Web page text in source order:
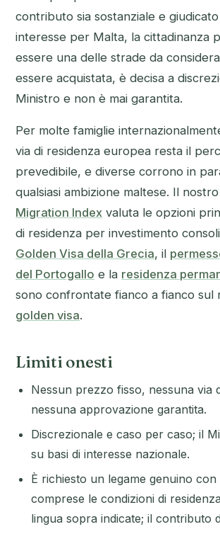
contributo sia sostanziale e
interesse per Malta, la cittadinanza
essere una delle strade da
essere acquistata, è decisa a
Ministro e non è mai garantita.
Per molte famiglie
via di residenza europea resta il
prevedibile, e diverse corrono in
qualsiasi ambizione maltese. Il nostro
Migration Index valuta le opzioni
di residenza per investimento
Golden Visa della Grecia, il
del Portogallo e la residenza
sono confrontate fianco a fianco sul
golden visa.
Limiti onesti
Nessun prezzo fisso, nessuna via
nessuna approvazione garantita.
Discrezionale e caso per caso; il
su basi di interesse nazionale.
È richiesto un legame genuino con
comprese le condizioni di
lingua sopra indicate; il contributo